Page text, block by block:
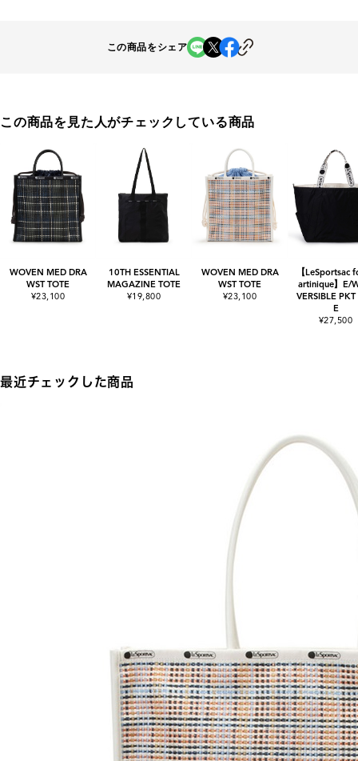
この商品をシェア
この商品を見た人がチェックしている商品
WOVEN MED DRA
WST TOTE
¥23,100
10TH ESSENTIAL
MAGAZINE TOTE
¥19,800
WOVEN MED DRA
WST TOTE
¥23,100
【LeSportsac
artinique】E/
VERSIBLE PKT
E
¥27,500
最近チェックした商品